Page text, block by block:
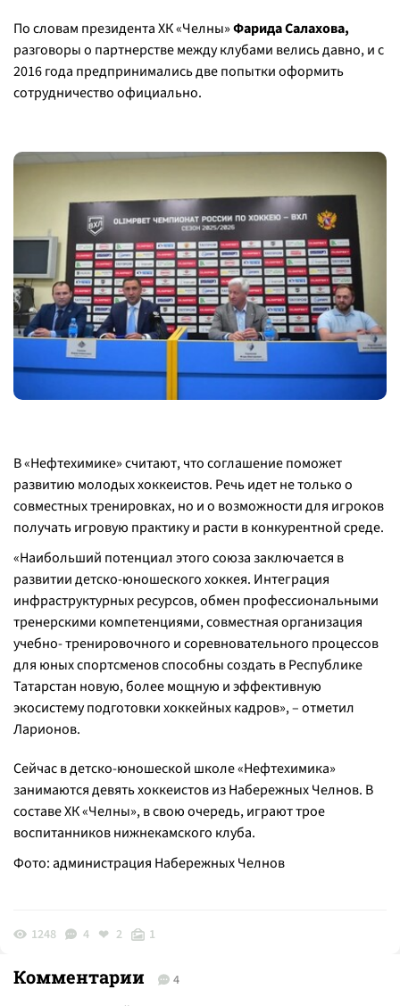
По словам президента ХК «Челны»Фарида Салахова,
разговоры о партнерстве между клубами велись давно, и с
2016 года предпринимались две попытки оформить
сотрудничество официально.
В «Нефтехимике» считают, что соглашение поможет
развитию молодых хоккеистов. Речь идет не только о
совместных тренировках, но и о возможности для игроков
получать игровую практику и расти в конкурентной среде.
«Наибольший потенциал этого союза заключается в
развитии детско-юношеского хоккея. Интеграция
инфраструктурных ресурсов, обмен профессиональными
тренерскими компетенциями, совместная организация
учебно- тренировочного и соревновательного процессов
для юных спортсменов способны создать в Республике
Татарстан новую, более мощную и эффективную
экосистему подготовки хоккейных кадров», – отметил
Ларионов.
Сейчас в детско-юношеской школе «Нефтехимика»
занимаются девять хоккеистов из Набережных Челнов. В
составе ХК «Челны», в свою очередь, играют трое
воспитанников нижнекамского клуба.
Фото: администрация Набережных Челнов
1248 4 2 1
Комментарии 4